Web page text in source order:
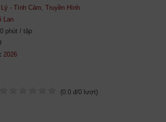
- Tình Cảm, Truyền Hình
Lan
phút / tập
(0.0 đ/0 lượt)